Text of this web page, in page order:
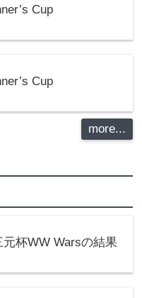
Cup
Cup
more...
杯WW Warsの結果